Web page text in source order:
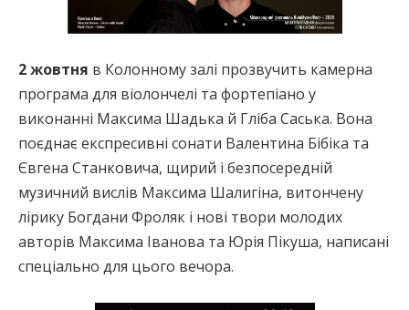
2 жовтня в Колонному залі прозвучить камерна
програма для віолончелі та фортепіано у
виконанні Максима Шадька й Гліба Саська. Вона
поєднає експресивні сонати Валентина Бібіка та
Євгена Станковича, щирий і безпосередній
музичний вислів Максима Шалигіна, витончену
лірику Богдани Фроляк і нові твори молодих
авторів Максима Іванова та Юрія Пікуша, написані
спеціально для цього вечора.